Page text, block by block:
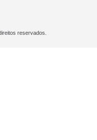
reservados.